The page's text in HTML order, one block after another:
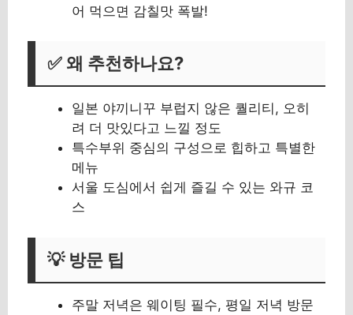
어 먹으면 감칠맛 폭발!
✅ 왜 추천하나요?
일본 야끼니꾸 부럽지 않은 퀄리티, 오히
려 더 맛있다고 느낄 정도
특수부위 중심의 구성으로 힙하고 특별한
메뉴
서울 도심에서 쉽게 즐길 수 있는 와규 코
스
💡 방문 팁
주말 저녁은 웨이팅 필수, 평일 저녁 방문